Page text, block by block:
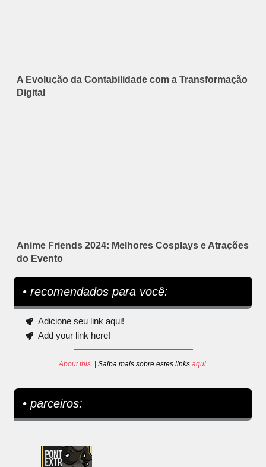
A Evolução da Contabilidade com a Transformação
Digital
Anime Friends 2024: Melhores Cosplays e Atrações
do Evento
• recomendados para você:
Adicione seu link aqui!
Add your link here!
About this. | Saiba mais sobre estes links aqui.
• parceiros: